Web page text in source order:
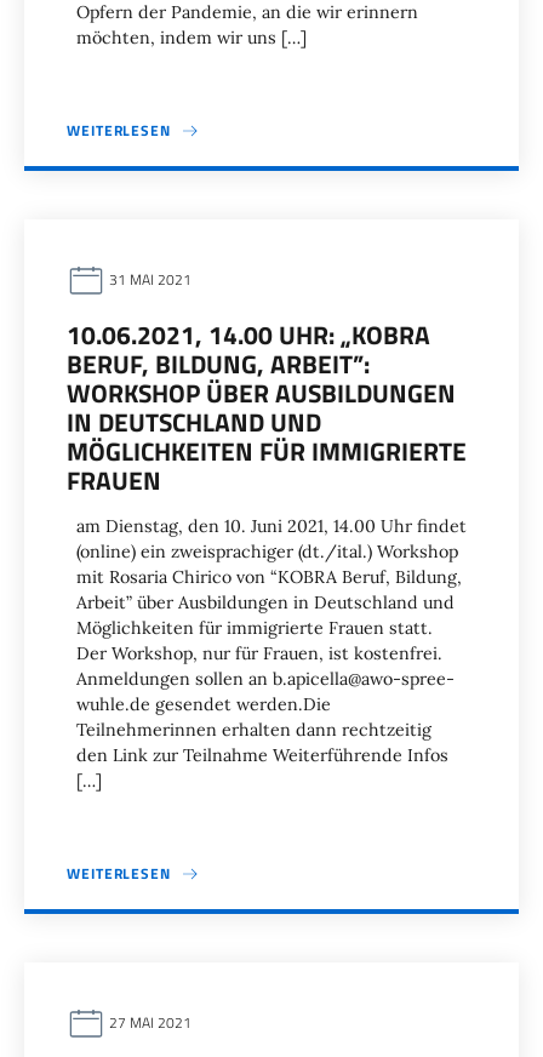
Opfern der Pandemie, an die wir erinnern
möchten, indem wir uns […]
WEITERLESEN
31 MAI 2021
10.06.2021, 14.00 UHR: „KOBRA
BERUF, BILDUNG, ARBEIT”:
WORKSHOP ÜBER AUSBILDUNGEN
IN DEUTSCHLAND UND
MÖGLICHKEITEN FÜR IMMIGRIERTE
FRAUEN
am Dienstag, den 10. Juni 2021, 14.00 Uhr findet
(online) ein zweisprachiger (dt./ital.) Workshop
mit Rosaria Chirico von “KOBRA Beruf, Bildung,
Arbeit” über Ausbildungen in Deutschland und
Möglichkeiten für immigrierte Frauen statt.
Der Workshop, nur für Frauen, ist kostenfrei.
Anmeldungen sollen an b.apicella@awo-spree-
wuhle.de gesendet werden.Die
Teilnehmerinnen erhalten dann rechtzeitig
den Link zur Teilnahme Weiterführende Infos
[…]
WEITERLESEN
27 MAI 2021